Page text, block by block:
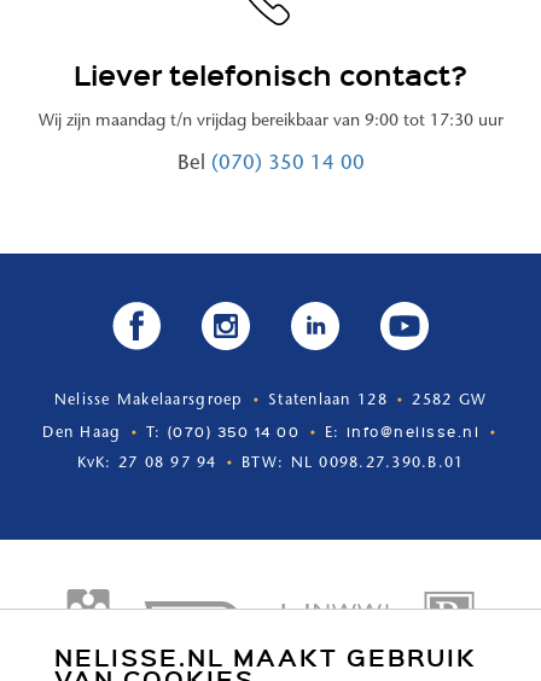
NELISSE.NL MAAKT GEBRUIK
Liever telefonisch contact?
Wij zijn maandag t/n vrijdag bereikbaar van 9:00 tot 17:30 uur
Bel (070) 350 14 00
Nelisse Makelaarsgroep Statenlaan 128 2582 GW
Den Haag T: (070) 350 14 00 E: info@nelisse.nl
KvK: 27 08 97 94 BTW: NL 0098.27.390.B.01